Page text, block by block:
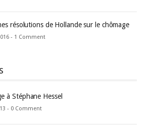
résolutions de Hollande sur le chômage
- 1 Comment
à Stéphane Hessel
- 0 Comment